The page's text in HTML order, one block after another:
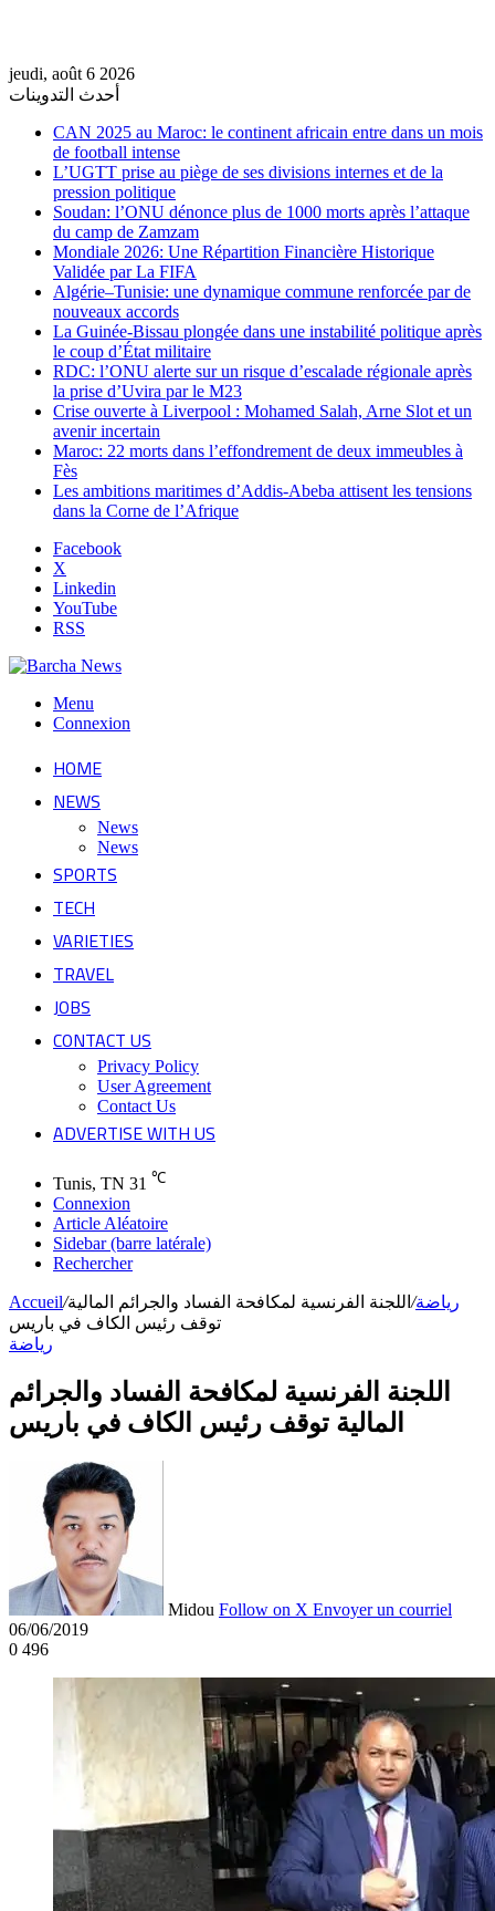
jeudi, août 6 2026
أحدث التدوينات
CAN 2025 au Maroc: le continent africain entre dans un mois
de football intense
L’UGTT prise au piège de ses divisions internes et de la
pression politique
Soudan: l’ONU dénonce plus de 1000 morts après l’attaque
du camp de Zamzam
Mondiale 2026: Une Répartition Financière Historique
Validée par La FIFA
Algérie–Tunisie: une dynamique commune renforcée par de
nouveaux accords
La Guinée-Bissau plongée dans une instabilité politique après
le coup d’État militaire
RDC: l’ONU alerte sur un risque d’escalade régionale après
la prise d’Uvira par le M23
Crise ouverte à Liverpool : Mohamed Salah, Arne Slot et un
avenir incertain
Maroc: 22 morts dans l’effondrement de deux immeubles à
Fès
Les ambitions maritimes d’Addis-Abeba attisent les tensions
dans la Corne de l’Afrique
Facebook
X
Linkedin
YouTube
RSS
Menu
Connexion
HOME
NEWS
News
News
SPORTS
TECH
VARIETIES
TRAVEL
JOBS
CONTACT US
Privacy Policy
User Agreement
Contact Us
ADVERTISE WITH US
Tunis, TN 31 ℃
Connexion
Article Aléatoire
Sidebar (barre latérale)
Rechercher
Accueil/ رياضة/ اللجنة الفرنسية لمكافحة الفساد والجرائم المالية
توقف رئيس الكاف في باريس
رياضة
اللجنة الفرنسية لمكافحة الفساد والجرائم
المالية توقف رئيس الكاف في باريس
Midou Follow on X Envoyer un courriel
06/06/2019
0 496